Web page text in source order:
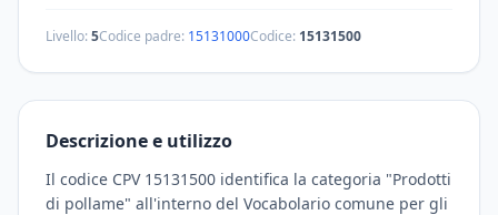
Livello:5Codice padre: 15131000Codice: 15131500
Descrizione e utilizzo
Il codice CPV 15131500 identifica la categoria "Prodotti
di pollame" all'interno del Vocabolario comune per gli